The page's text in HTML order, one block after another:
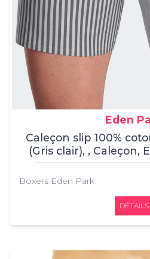
Eden
Caleçon slip 100%
(Gris clair), , Caleçon,
coton
Boxers Eden Park
DÉTAILS